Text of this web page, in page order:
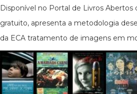
Disponível no Portal de Livros Abertos
gratuito, apresenta a metodologia
da ECA tratamento de imagens em